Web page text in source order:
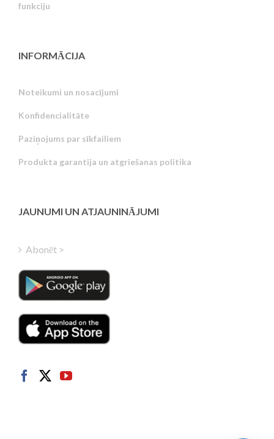
funkciju
INFORMĀCIJA
Noteikumi un nosacījumi
Konfidencialitāte
Paziņojums par sīkfailiem
Produkta garantija un atgriešanas politika
JAUNUMI UN ATJAUNINĀJUMI
Abonēt >
Estonian